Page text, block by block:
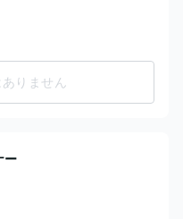
りません
ー